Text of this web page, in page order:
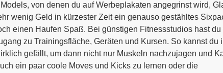
von denen du auf Werbeplakaten angegrinst wird,
wenig Geld in kürzester Zeit ein genauso gestähltes
einen Haufen Spaß. Bei günstigen Fitnessstudios hast du
zu Trainingsfläche, Geräten und Kursen. So kannst du
gefällt, um dann nicht nur Muskeln nachzujagen und
ein paar coole Moves und Kicks zu lernen oder die